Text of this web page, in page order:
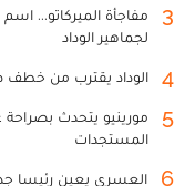
3
مفاجأة الميركاتو...
لجماهير الوداد
4 الوداد يقترب من خطف
5
مورينيو يتحدث
المستجدات
6 العسري يعين رئيسا